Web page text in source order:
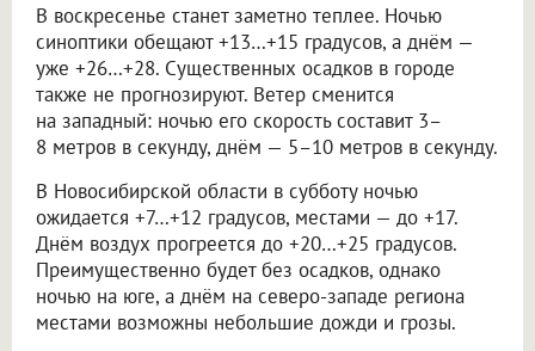
В воскресенье станет заметно теплее. Ночью
синоптики обещают +13…+15 градусов, а днём —
уже +26…+28. Существенных осадков в городе
также не прогнозируют. Ветер сменится
на западный: ночью его скорость составит 3–
8 метров в секунду, днём — 5–10 метров в секунду.
В Новосибирской области в субботу ночью
ожидается +7…+12 градусов, местами — до +17.
Днём воздух прогреется до +20…+25 градусов.
Преимущественно будет без осадков, однако
ночью на юге, а днём на северо-западе региона
местами возможны небольшие дожди и грозы.